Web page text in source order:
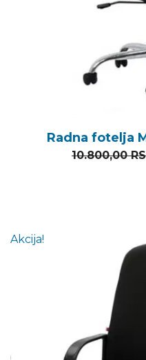
Radna fotelja
10.800,00
Akcija!